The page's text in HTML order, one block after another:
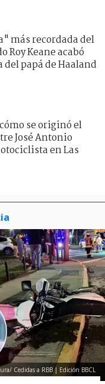
más recordada del
Roy Keane acabó
del papá de Haaland
se originó el
José Antonio
en Las
Cedidas a RBB | Edición BBCL